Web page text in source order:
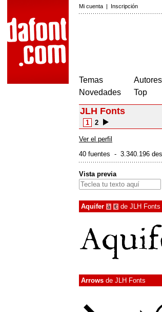
Mi cuenta | Inscripción
Temas
Novedades
Autores
Top
JLH Fonts
1 2
Ver el perfil
40 fuentes - 3.340.196
Vista previa
Aquifer à € de JLH Fonts
Arrows de JLH Fonts